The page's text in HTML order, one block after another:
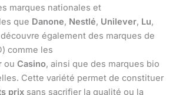
marques nationales et
que Danone, Nestlé, Unilever, Lu,
découvre également des marques de
comme les
ou Casino, ainsi que des marques bio
Cette variété permet de constituer
prix sans sacrifier la qualité ou la